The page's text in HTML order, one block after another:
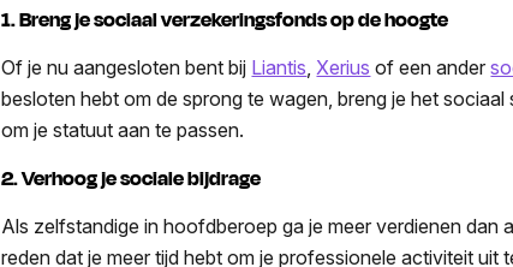
1. Breng je sociaal verzekeringsfonds op de hoogte
Of je nu aangesloten bent bij Liantis Xerius of een ander
besloten hebt om de sprong te wagen, breng je het
om je statuut aan te passen.
2. Verhoog je sociale bijdrage
Als zelfstandige in hoofdberoep ga je meer verdienen dan
reden dat je meer tijd hebt om je professionele activiteit uit